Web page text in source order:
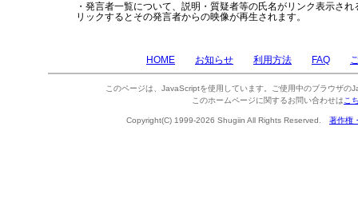
・発言者一覧について、説明・質疑者等の氏名がリンク表示さ
リックするとその発言者からの映像が再生されます。
HOME お知らせ 利用方法 FAQ
このページは、JavaScriptを使用しています。ご使用中のブラウザの
このホームページに関するお問い合わせは こ
Copyright(C) 1999-2026 Shugiin All Rights Reserved. 著作権